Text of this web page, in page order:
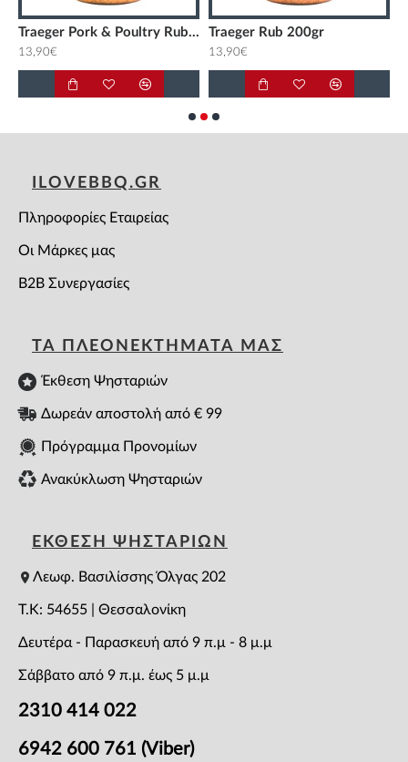
Traeger Pork & Poultry Rub 200gr
13,90€
Traeger Rub 200gr
13,90€
ILOVEBBQ.GR
Πληροφορίες Εταιρείας
Οι Μάρκες μας
B2B Συνεργασίες
ΤΑ ΠΛΕΟΝΕΚΤΗΜΑΤΑ ΜΑΣ
Έκθεση Ψησταριών
Δωρεάν αποστολή από € 99
Πρόγραμμα Προνομίων
Ανακύκλωση Ψησταριών
ΕΚΘΕΣΗ ΨΗΣΤΑΡΙΩΝ
Λεωφ. Βασιλίσσης Όλγας 202
T.K: 54655 | Θεσσαλονίκη
Δευτέρα - Παρασκευή από 9 π.μ - 8 μ.μ
Σάββατο από 9 π.μ. έως 5 μ.μ
2310 414 022
6942 600 761 (Viber)